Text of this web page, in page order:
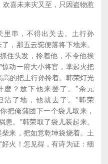
喜未来灾又至，只因盗物惹
里串，不得出关去。土行孙
，那五云驼便落将下地来。
住头发，拎着他，不令他挨
动一府大小将官，掌起火把
的把土行孙拎着。韩荣灯光
麽？放下他来罢了。”余元
沾了地，他就去了。”韩荣
把俺蒲团下一个袋儿取来，
。”韩荣取了袋儿装起来。
来，把如意乾坤袋烧着。土
火！怎见得，有诗为证：细